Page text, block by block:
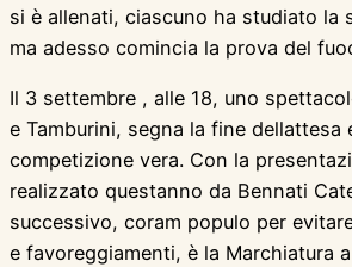
si è allenati, ciascuno ha studiato la
ma adesso comincia la prova del
Il 3 settembre , alle 18, uno
e Tamburini, segna la fine dellattesa
competizione vera. Con la
realizzato questanno da Bennati
successivo, coram populo per
e favoreggiamenti, è la Marchiatura